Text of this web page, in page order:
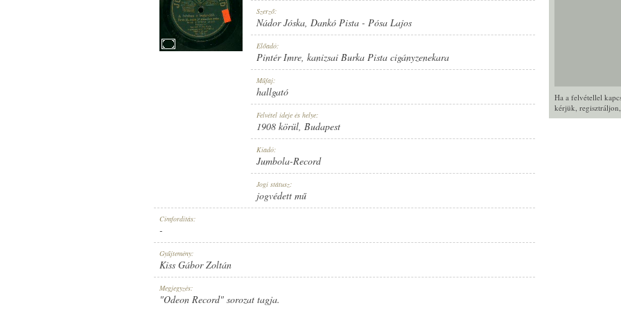
Ha a felvétellel
kérjük, regisztráljon
Szerző:
Nádor Jóska, Dankó Pista - Pósa Lajos
Előadó:
Pintér Imre, kanizsai Burka Pista cigányzenekara
Műfaj:
hallgató
Felvétel ideje és helye:
1908 körül, Budapest
Kiadó:
Jumbola-Record
Jogi státusz:
jogvédett mű
Címfordítás:
-
Gyűjtemény:
Kiss Gábor Zoltán
Megjegyzés:
"Odeon Record" sorozat tagja.